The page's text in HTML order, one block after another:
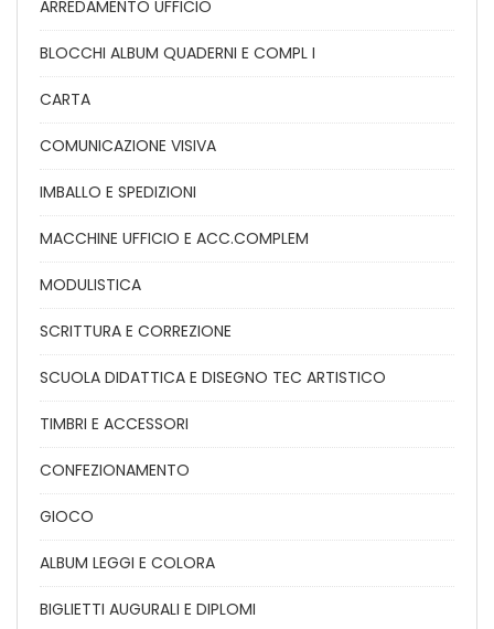
ARREDAMENTO UFFICIO
BLOCCHI ALBUM QUADERNI E COMPL I
CARTA
COMUNICAZIONE VISIVA
IMBALLO E SPEDIZIONI
MACCHINE UFFICIO E ACC.COMPLEM
MODULISTICA
SCRITTURA E CORREZIONE
SCUOLA DIDATTICA E DISEGNO TEC ARTISTICO
TIMBRI E ACCESSORI
CONFEZIONAMENTO
GIOCO
ALBUM LEGGI E COLORA
BIGLIETTI AUGURALI E DIPLOMI